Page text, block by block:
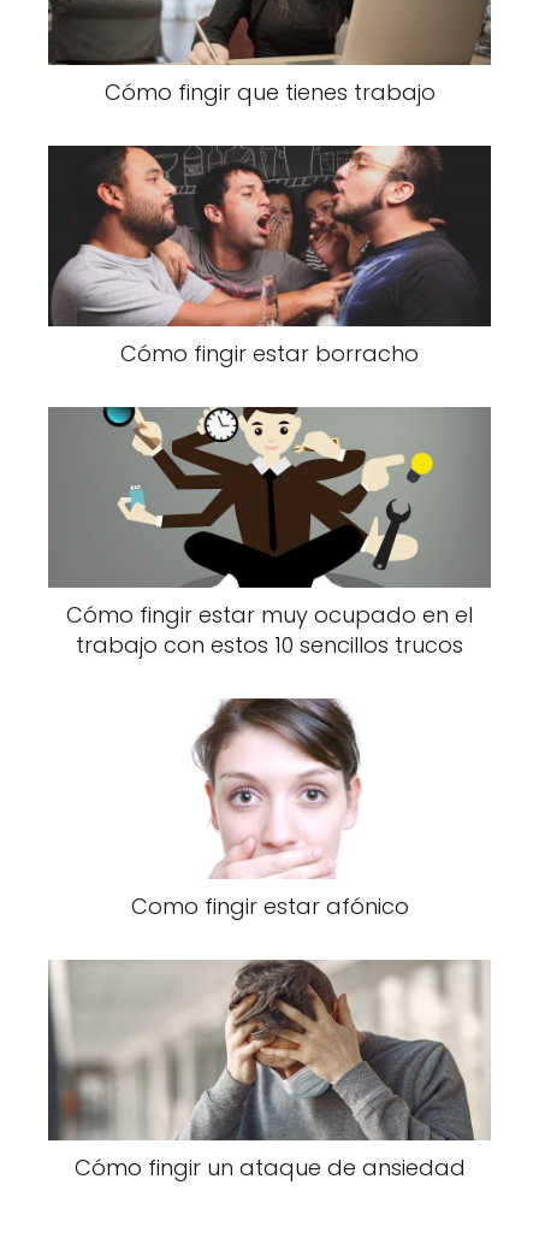
Cómo fingir que tienes trabajo
Cómo fingir estar borracho
Cómo fingir estar muy ocupado en el
trabajo con estos 10 sencillos trucos
Como fingir estar afónico
Cómo fingir un ataque de ansiedad